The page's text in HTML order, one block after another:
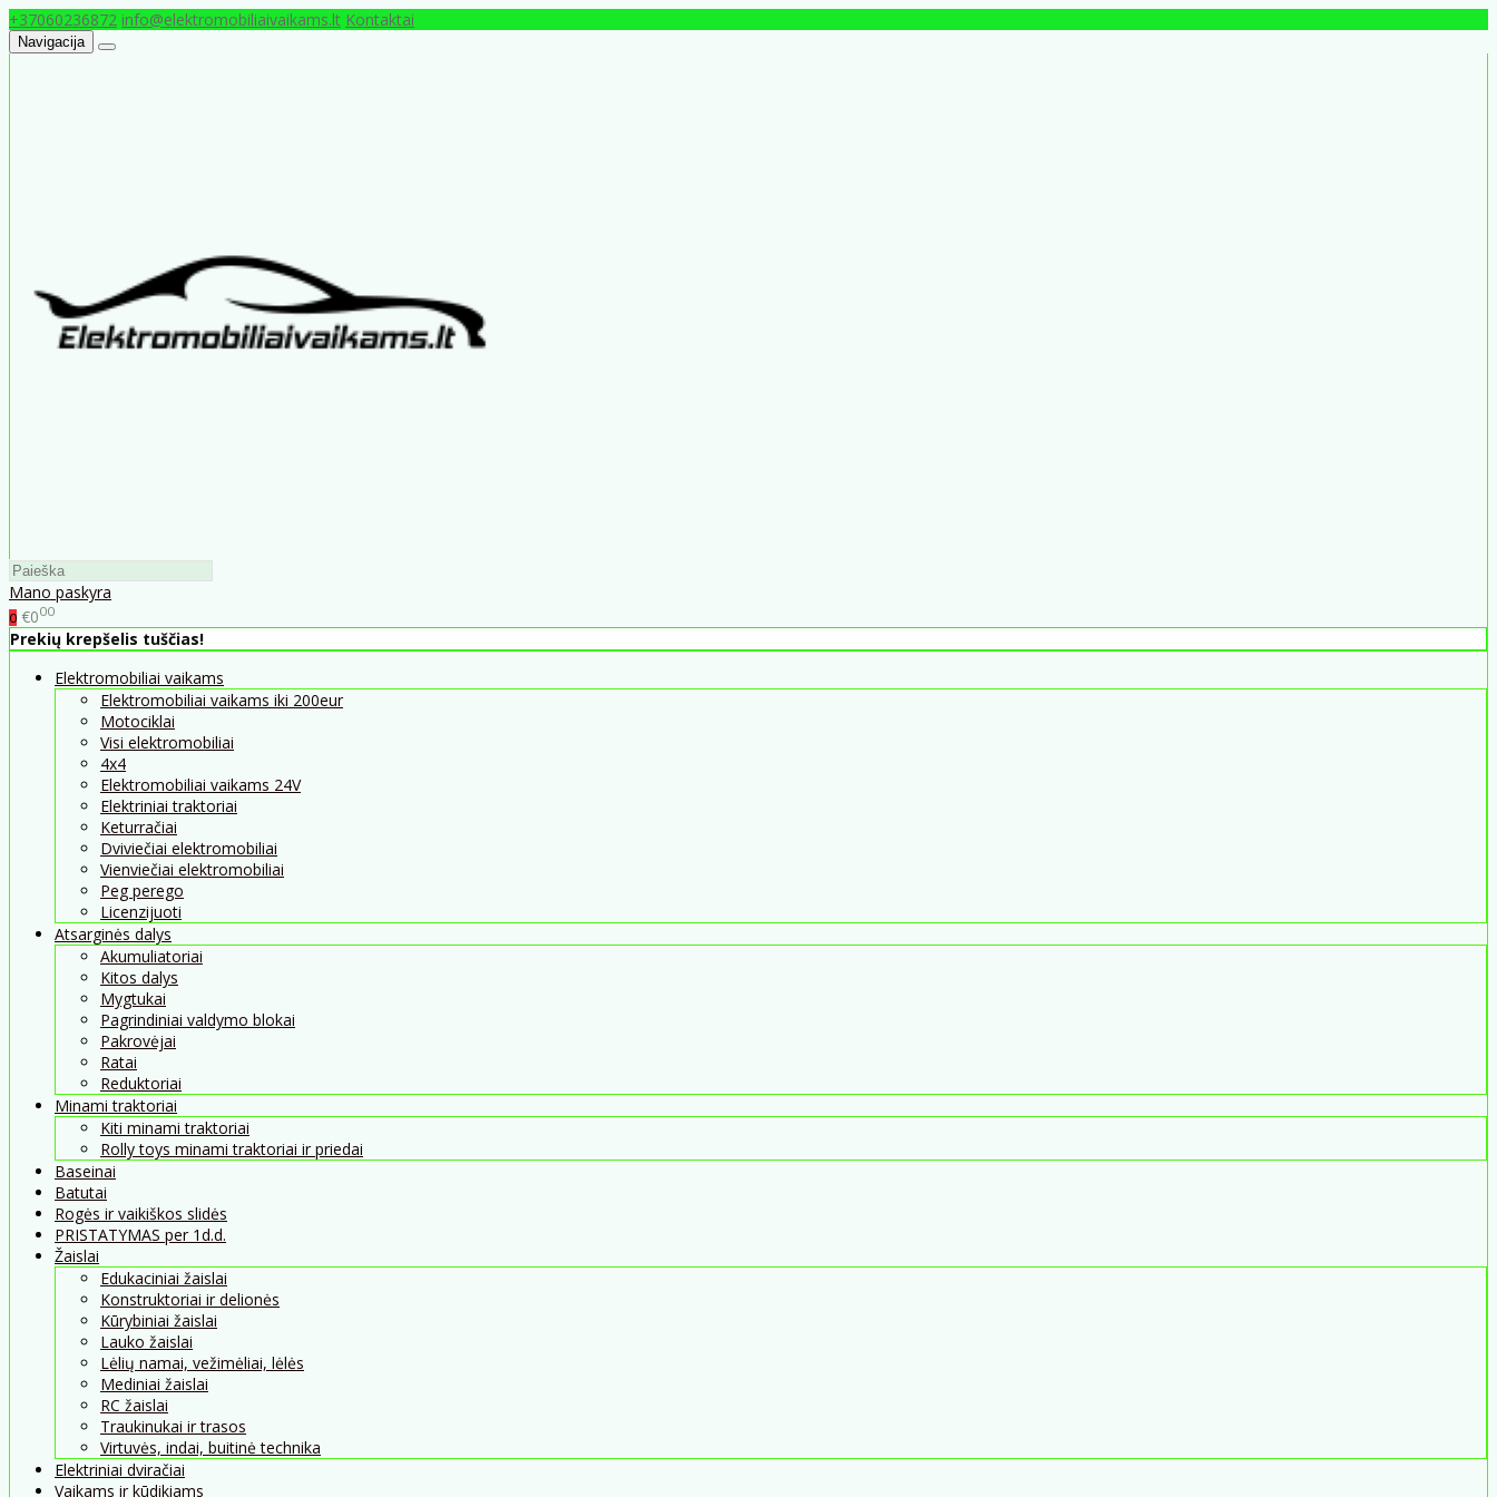
+37060236872 info@elektromobiliaivaikams.lt Kontaktai
Navigacija
Mano paskyra
0 €000
Prekių krepšelis tuščias!
Elektromobiliai vaikams
Elektromobiliai vaikams iki 200eur
Motociklai
Visi elektromobiliai
4x4
Elektromobiliai vaikams 24V
Elektriniai traktoriai
Keturračiai
Dviviečiai elektromobiliai
Vienviečiai elektromobiliai
Peg perego
Licenzijuoti
Atsarginės dalys
Akumuliatoriai
Kitos dalys
Mygtukai
Pagrindiniai valdymo blokai
Pakrovėjai
Ratai
Reduktoriai
Minami traktoriai
Kiti minami traktoriai
Rolly toys minami traktoriai ir priedai
Baseinai
Batutai
Rogės ir vaikiškos slidės
PRISTATYMAS per 1d.d.
Žaislai
Edukaciniai žaislai
Konstruktoriai ir delionės
Kūrybiniai žaislai
Lauko žaislai
Lėlių namai, vežimėliai, lėlės
Mediniai žaislai
RC žaislai
Traukinukai ir trasos
Virtuvės, indai, buitinė technika
Elektriniai dviračiai
Vaikams ir kūdikiams